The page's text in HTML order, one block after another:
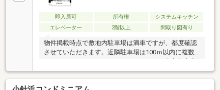
即入居可 所有権
システムキッチン
エレベーター
2階以上 間取り図有り
物件掲載時点で敷地内駐車場は満車ですが、都度確認
させていただきます。近隣駐車場は100ｍ以内に複数
学校・小針中学校〇スーパーやドラッグストアが徒歩
圏内〇バス・電車どちらも利用しやすくお車なしでも